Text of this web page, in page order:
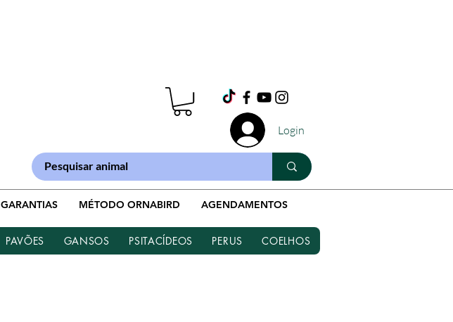
Login
GARANTIAS MÉTODO ORNABIRD AGENDAMENTOS
PAVÕES GANSOS PSITACÍDEOS PERUS COELHOS